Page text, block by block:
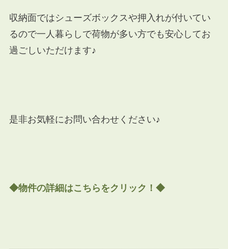
収納面ではシューズボックスや押入れが付いてい
るので一人暮らしで荷物が多い方でも安心してお
過ごしいただけます♪
是非お気軽にお問い合わせください♪
◆物件の詳細はこちらをクリック！◆